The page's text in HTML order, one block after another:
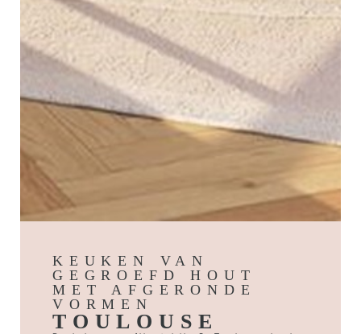
KEUKEN VAN
GEGROEFD HOUT
MET AFGERONDE
VORMEN
TOULOUSE